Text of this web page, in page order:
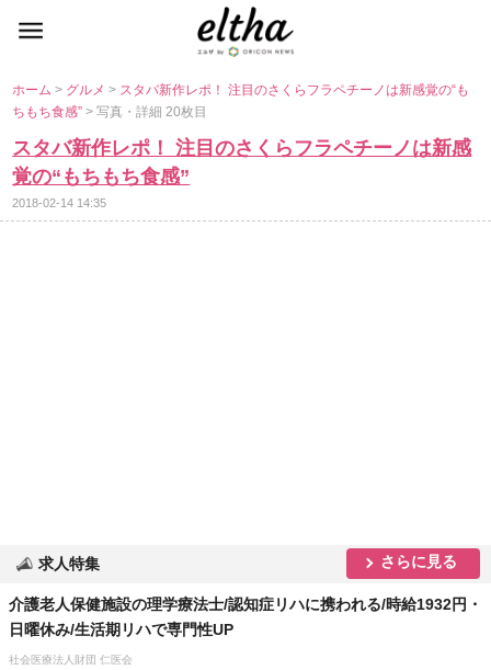
ホーム> グルメ> スタバ新作レポ！ 注目のさくらフラペチーノは新感覚の“も
ちもち食感”> 写真・詳細 20枚目
スタバ新作レポ！ 注目のさくらフラペチーノは新感
覚の“もちもち食感”
2018-02-14 14:35
求人特集 さらに見る
介護老人保健施設の理学療法士/認知症リハに携われる/時給1932円・
日曜休み/生活期リハで専門性UP
社会医療法人財団 仁医会